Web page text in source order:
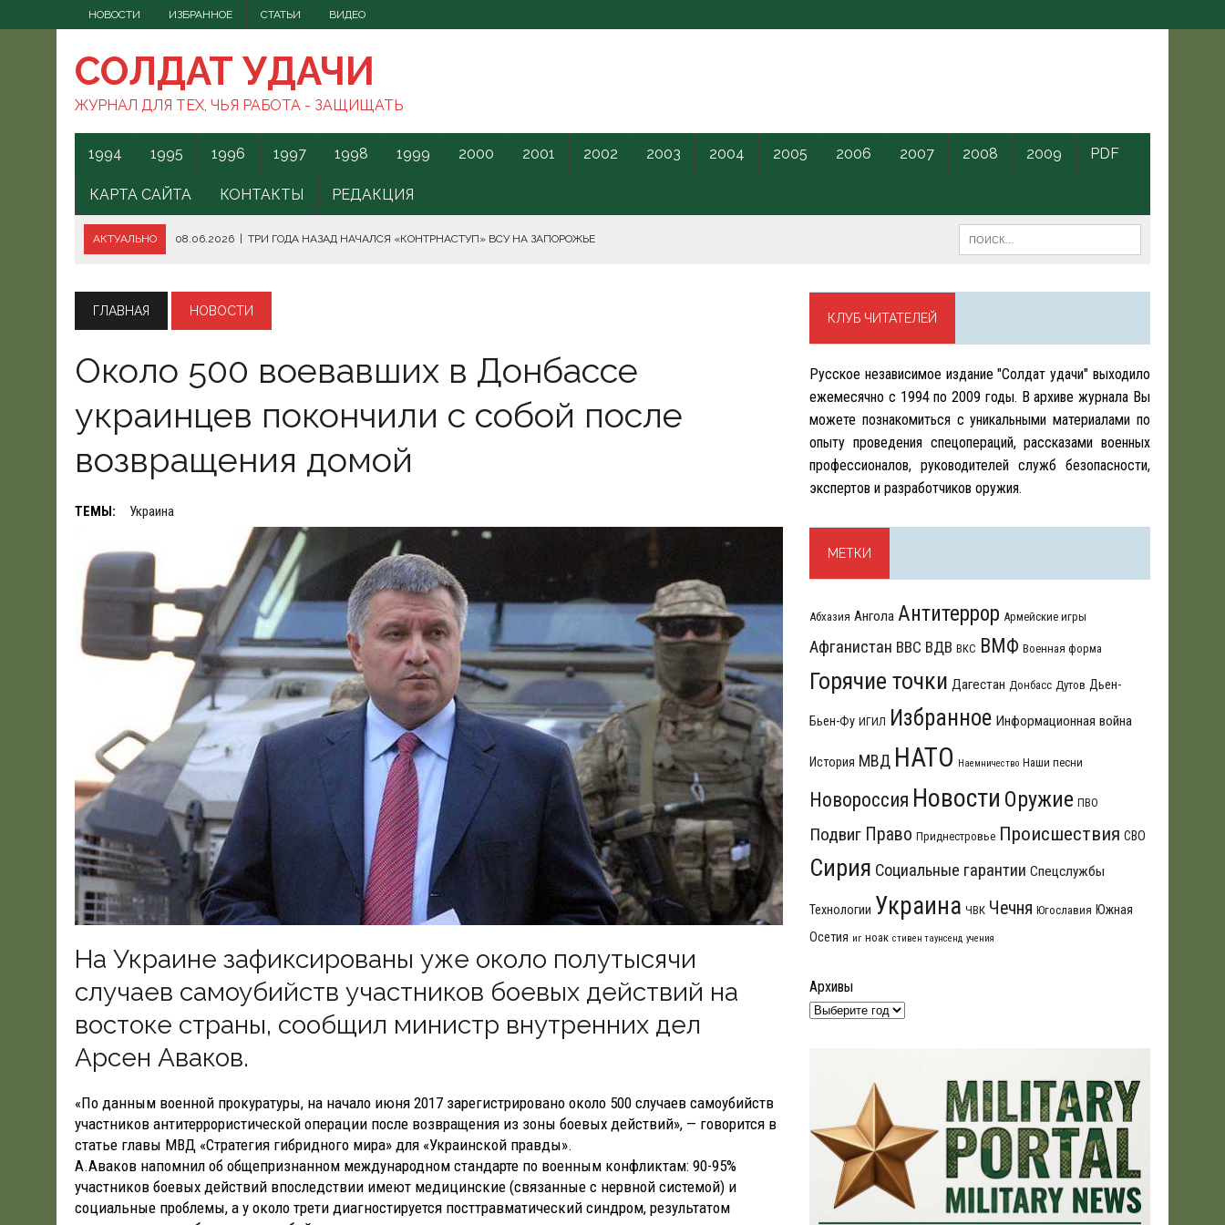
НОВОСТИ ИЗБРАННОЕ СТАТЬИ ВИДЕО
СОЛДАТ УДАЧИ
ЖУРНАЛ ДЛЯ ТЕХ, ЧЬЯ РАБОТА - ЗАЩИЩАТЬ
1994 1995 1996 1997 1998 1999 2000 2001 2002 2003 2004 2005 2006 2007 2008 2009 PDF
КАРТА САЙТА КОНТАКТЫ РЕДАКЦИЯ
АКТУАЛЬНО 08.06.2026 ТРИ ГОДА НАЗАД НАЧАЛСЯ «КОНТРНАСТУП» ВСУ НА ЗАПОРОЖЬЕ
07.06.2026 | БОРЬБА С НАШИМИ МОГАМИ. ЧТО ДЕЛАТЬ?
07.06.2026 ВЫЯСНИЛОСЬ, ОТКУДА ВСУ ЗАПУСКАЛИ БЕСПИЛОТНИКИ В ЛЕНОБЛАСТЬ НАКАНУНЕ ОТКРЫТИЯ ПМЭФ.
В КЕНИИ ВСПЫХНУЛИ ПРОТЕСТЫ ПРОТИВ СЕКРЕТНОГО КАРАНТИННОГО ЦЕНТРА США.
19.06.2026 WSJ: ПЕНТАГОНУ НУЖНО $80 МЛРД ДЛЯ ПОКРЫТИЯ РАСХОДОВ НА КОНФЛИКТ С ИРАНОМ
ГЛАВНАЯ НОВОСТИ
Около 500 воевавших в Донбассе
украинцев покончили с собой после
возвращения домой
ТЕМЫ: Украина
На Украине зафиксированы уже около полутысячи
случаев самоубийств участников боевых действий на
востоке страны, сообщил министр внутренних дел
Арсен Аваков.
«По данным военной прокуратуры, на начало июня 2017 зарегистрировано около 500 случаев самоубийств
участников антитеррористической операции после возвращения из зоны боевых действий», — говорится в
статье главы МВД «Стратегия гибридного мира» для «Украинской правды».
А.Аваков напомнил об общепризнанном международном стандарте по военным конфликтам: 90-95%
участников боевых действий впоследствии имеют медицинские (связанные с нервной системой) и
социальные проблемы, а у около трети диагностируется посттравматический синдром, результатом
КЛУБ ЧИТАТЕЛЕЙ
Русское независимое издание "Солдат удачи" выходило
ежемесячно с 1994 по 2009 годы. В архиве журнала Вы
можете познакомиться с уникальными материалами по
опыту проведения спецопераций, рассказами военных
профессионалов, руководителей служб безопасности,
экспертов и разработчиков оружия.
МЕТКИ
Абхазия Ангола Антитеррор Армейские игры
Афганистан ВВС ВДВ ВКС ВМФ Военная форма
Горячие точки Дагестан Донбасс Дутов Дьен-
Бьен-Фу ИГИЛ Избранное Информационная война
История МВД НАТО Наемничество Наши песни
Новороссия Новости Оружие ПВО
Подвиг Право Приднестровье Происшествия СВО
Сирия Социальные гарантии Спецслужбы
Технологии Украина ЧВК Чечня Югославия Южная
Осетия иг ноак стивен таунсенд учения
Архивы